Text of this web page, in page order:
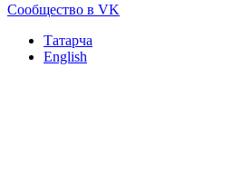
Сообщество в VK
Татарча
English